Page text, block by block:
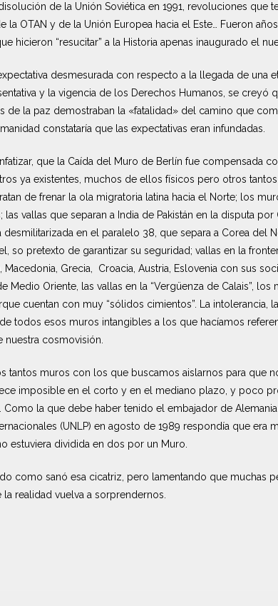
de la Unión Soviética en 1991, revoluciones
la OTAN y de la Unión Europea hacia el Este… Fueron
hicieron “resucitar” a la Historia apenas inaugurado el
desmesurada con respecto a la llegada de una
y la vigencia de los Derechos Humanos, se creyó
de la paz demostraban la «fatalidad» del camino que
constataría que las expectativas eran infundadas.
que la Caída del Muro de Berlín fue compensada
ya existentes, muchos de ellos físicos pero otros
de frenar la ola migratoria latina hacia el Norte; los
vallas que separan a India de Pakistán en la disputa por
en el paralelo 38, que separa a Corea del
so pretexto de garantizar su seguridad; vallas en la
Macedonia, Grecia, Croacia, Austria, Eslovenia con sus
Medio Oriente, las vallas en la “Vergüenza de Calais”,
cuentan con muy “sólidos cimientos”. La intolerancia,
todos esos muros intangibles a los que hacíamos
nuestra cosmovisión.
tantos muros con los que buscamos aislarnos para que
imposible en el corto y en el mediano plazo, y poco
Como la que debe haber tenido el embajador de
(UNLP) en agosto de 1989 respondía que era
estuviera dividida en dos por un Muro.
como sanó esa cicatriz, pero lamentando que muchas
realidad vuelva a sorprendernos.